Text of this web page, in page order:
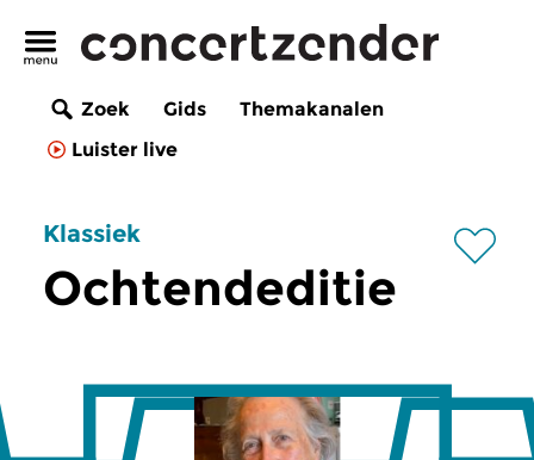
Zoek Gids
Themakanalen
Luister live
Klassiek
Ochtendeditie